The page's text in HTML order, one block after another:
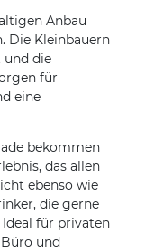
Anbau
Die Kleinbauern
und die
für
eine
bekommen
das allen
ebenso wie
die gerne
für privaten
und